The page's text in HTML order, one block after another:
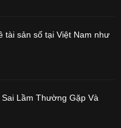
tài sản số tại Việt Nam như
Lầm Thường Gặp Và